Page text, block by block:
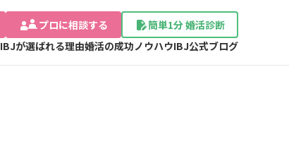
プロに相談する
簡単1分 婚活診断
IBJが選ばれる理由婚活の成功ノウハウIBJ公式ブログ